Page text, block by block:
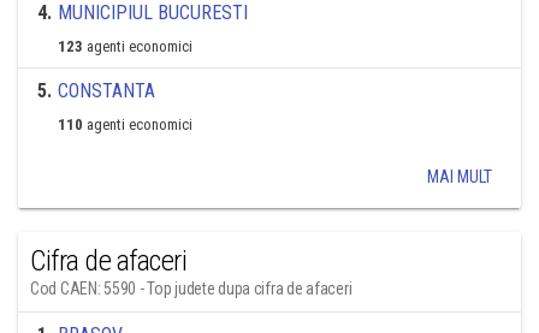
4. MUNICIPIUL BUCURESTI
123 agenti economici
5. CONSTANTA
110 agenti economici
MAI MULT
Cifra de afaceri
Cod CAEN: 5590 - Top judete dupa cifra de afaceri